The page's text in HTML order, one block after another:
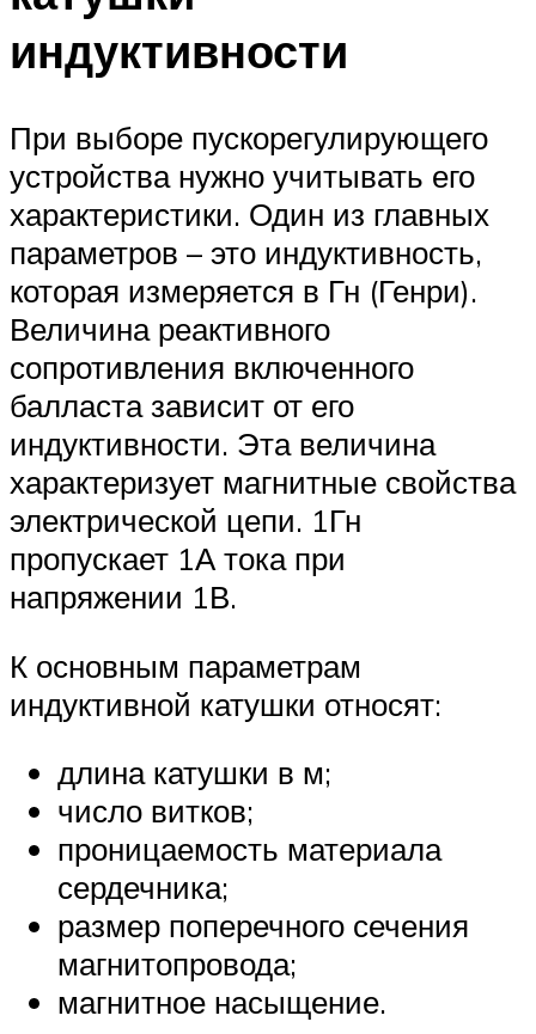
индуктивности
При выборе пускорегулирующего
устройства нужно учитывать его
характеристики. Один из главных
параметров – это индуктивность,
которая измеряется в Гн (Генри).
Величина реактивного
сопротивления включенного
балласта зависит от его
индуктивности. Эта величина
характеризует магнитные свойства
электрической цепи. 1Гн
пропускает 1А тока при
напряжении 1В.
К основным параметрам
индуктивной катушки относят:
длина катушки в м;
число витков;
проницаемость материала
сердечника;
размер поперечного сечения
магнитопровода;
магнитное насыщение.